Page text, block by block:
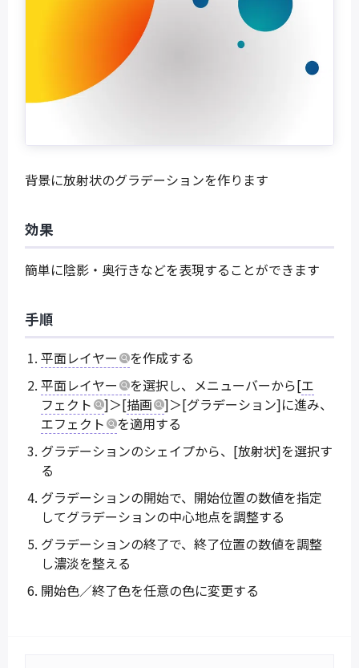
背景に放射状のグラデーションを作ります
効果
簡単に陰影・奥行きなどを表現することができます
手順
平面レイヤー
を作成する
平面レイヤー
を選択し、メニューバーから[エ
フェクト
]＞[描画
]＞[グラデーション]に進み、
エフェクト
を適用する
グラデーションのシェイプから、[放射状]を選択す
る
グラデーションの開始で、開始位置の数値を指定
してグラデーションの中心地点を調整する
グラデーションの終了で、終了位置の数値を調整
し濃淡を整える
開始色／終了色を任意の色に変更する